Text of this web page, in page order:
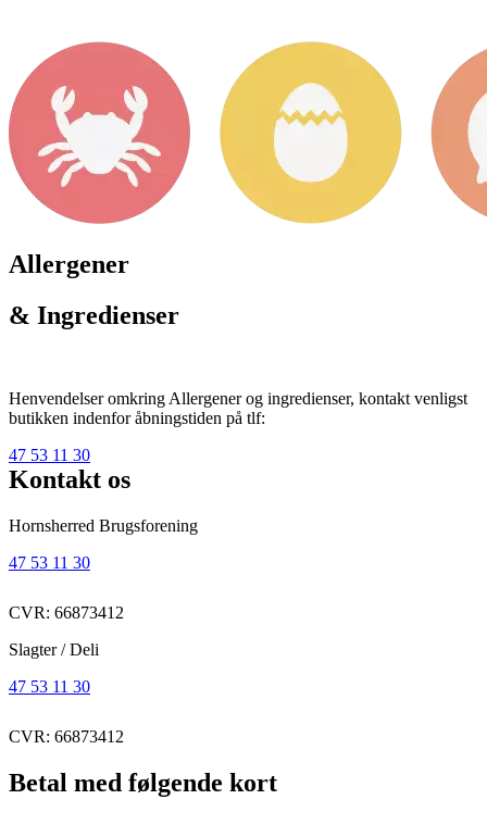
Allergener
& Ingredienser
Henvendelser omkring Allergener og ingredienser, kontakt venligst
butikken indenfor åbningstiden på tlf:
47 53 11 30
Kontakt os
Hornsherred Brugsforening
47 53 11 30
CVR: 66873412
Slagter / Deli
47 53 11 30
CVR: 66873412
Betal med følgende kort